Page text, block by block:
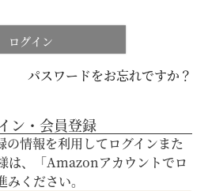
ログイン
パスワードをお忘れですか？
ン・会員登録
情報を利用してログインまた
は、「Amazonアカウントでロ
ください。